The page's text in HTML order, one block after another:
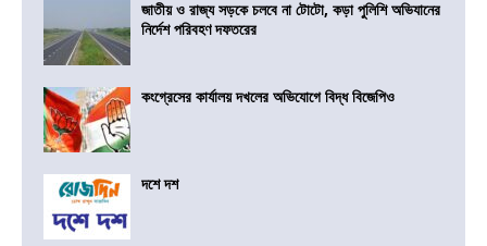
জাতীয় ও রাজ্য সড়কে চলবে না টোটো, কড়া পুলিশি অভিযানের
নির্দেশ পরিবহণ দফতরের
কংগ্রেসের কার্যালয় দখলের অভিযোগে বিদ্ধ বিজেপিও
দশে দশ